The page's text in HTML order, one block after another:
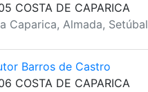
COSTA DE CAPARICA
Caparica, Almada, Setúbal
Barros de Castro
COSTA DE CAPARICA